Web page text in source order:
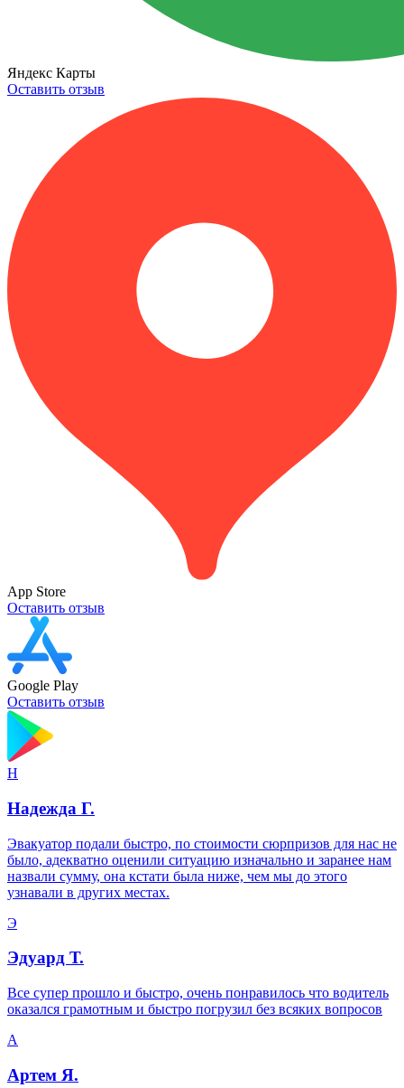
Яндекс Карты
Оставить отзыв
App Store
Оставить отзыв
Google Play
Оставить отзыв
Н
Надежда Г.
Эвакуатор подали быстро, по стоимости сюрпризов для нас не
было, адекватно оценили ситуацию изначально и заранее нам
назвали сумму, она кстати была ниже, чем мы до этого
узнавали в других местах.
Э
Эдуард Т.
Все супер прошло и быстро, очень понравилось что водитель
оказался грамотным и быстро погрузил без всяких вопросов
А
Артем Я.